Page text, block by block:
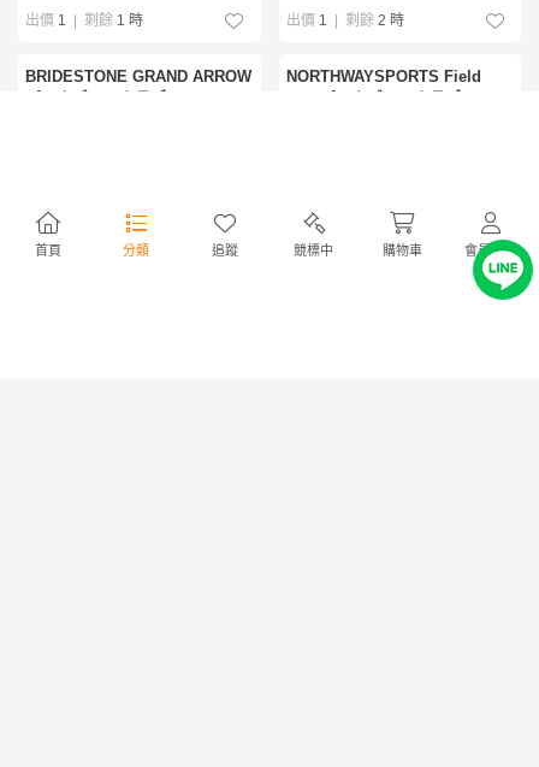
首頁 分類 追蹤 競標中 購物車 會員中心
出價 1 剩餘 1 時 出價 1 剩餘 2 時
BRIDESTONE GRAND ARROW
NORTHWAYSPORTS Field
BRIDGESTONE GRAND
ARROW パークゴルフクラブ ケ
PRGR プロギア R45 wedge ウ
ェッジ